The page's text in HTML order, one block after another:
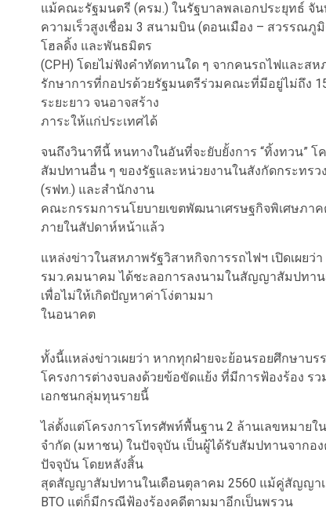
แม้คณะรัฐมนตรี (ครม.) ในรัฐบาลพลเอกประยุทธ์ จั
ความเร็วสูงเชื่อม 3 สนามบิน (ดอนเมือง – สวรรณ
โฮลดิ้ง และพันธมิตร
(CPH) โดยไม่ฟังคำทัดทานใด ๆ จากคนรถไฟและส
รักษาการที่กอปรด้วยรัฐมนตรีร่วมคณะที่มีอยู่ไม่ถึง
ระยะยาว จนอาจสร้าง
ภาระให้แก่ประเทศได้
จนถึงวินาทีนี้ หนทางในอันที่จะยับยั้งการ “ทิ้งทวน”
สัมปทานอื่น ๆ ของรัฐและหน่วยงานในสังกัดกระทรว
(รฟท.) และสำนักงาน
คณะกรรมการนโยบายเขตพัฒนาเศรษฐกิจพิเศษภ
ภายในสัปดาห์หน้าแล้ว
แหล่งข่าวในสหภาพรัฐวิสาหกิจการรถไฟฯ เปิดเผย
รมว.คมนาคม ได้ชะลอการลงนามในสัญญาสัมปทาน
เพื่อไม่ให้เกิดปัญหาค่าโง่ตามมา
ในอนาคต
ทั้งนี้แหล่งข่าวเผยว่า หากทุกฝ่ายจะย้อนรอยศึกษาบ
โครงการต่างจบลงด้วยข้อขัดแย้ง ที่มีการฟ้องร้อง ร
เอกชนกลุ่มทุนรายนี้
ไล่ตั้งแต่โครงการโทรศัพท์พื้นฐาน 2 ล้านเลขหมา
จำกัด (มหาชน) ในปัจจุบัน เป็นผู้ได้รับสัมปทานจาก
ปัจจุบัน โดยหลังสิ้น
สุดสัญญาสัมปทานในเดือนตุลาคม 2560 แม้คู่สัญญาเ
BTO แต่ก็มีกรณีฟ้องร้องคดีตามมาอีกเป็นพรวน